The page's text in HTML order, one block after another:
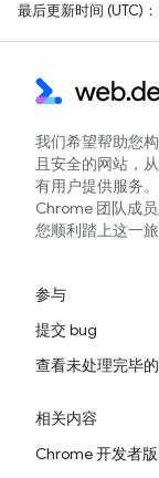
最后更新时间 (UTC)
我们希望帮助您
且安全的网站，
有用户提供服务
Chrome 团队成
您顺利踏上这一旅
参与
提交 bug
查看未处理完毕
相关内容
Chrome 开发者版